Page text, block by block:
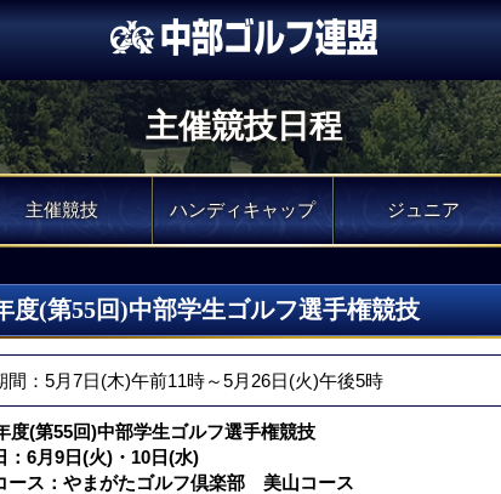
主催競技日程
主催競技 ハンディキャップ ジュニア
度(第55回)中部学生ゴルフ選手権競技
間：5月7日(木)午前11時～5月26日(火)午後5時
度(第55回)中部学生ゴルフ選手権競技
：6月9日(火)・10日(水)
ース：やまがたゴルフ倶楽部 美山コース